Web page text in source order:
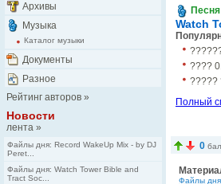
Архивы
Музыка
Каталог музыки
Документы
Разное
Рейтинг авторов »
Новости
лента »
Файлы дня: Record WakeUp Mix - by DJ
Peret...
Файлы дня: Watch Tower Bible and
Tract Soc...
Watch
????
?????
Полный
0
Файлы